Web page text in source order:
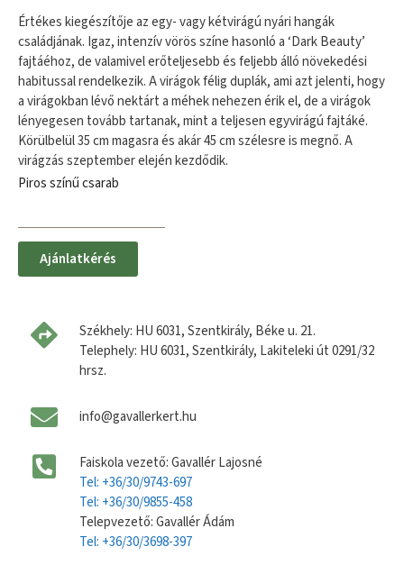
Értékes kiegészítője az egy- vagy kétvirágú nyári hangák
családjának. Igaz, intenzív vörös színe hasonló a ‘Dark Beauty’
fajtáéhoz, de valamivel erőteljesebb és feljebb álló növekedési
habitussal rendelkezik. A virágok félig duplák, ami azt jelenti, hogy
a virágokban lévő nektárt a méhek nehezen érik el, de a virágok
lényegesen tovább tartanak, mint a teljesen egyvirágú fajtáké.
Körülbelül 35 cm magasra és akár 45 cm szélesre is megnő. A
virágzás szeptember elején kezdődik.
Piros színű csarab
Ajánlatkérés
Székhely: HU 6031, Szentkirály, Béke u. 21.
Telephely: HU 6031, Szentkirály, Lakiteleki út 0291/32
hrsz.
info@gavallerkert.hu
Faiskola vezető: Gavallér Lajosné
Tel: +36/30/9743-697
Tel: +36/30/9855-458
Telepvezető: Gavallér Ádám
Tel: +36/30/3698-397